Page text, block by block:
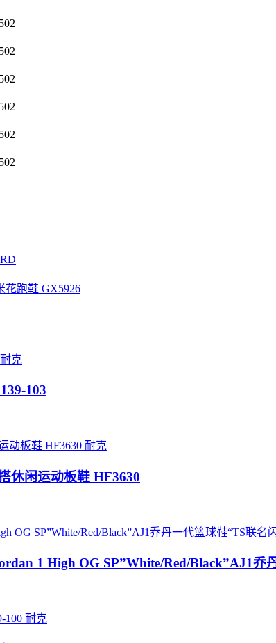
花跑鞋 GX5926
耐克
103
耐克
休闲运动板鞋 HF3630
1 High OG SP”White/Red/Black”AJ1乔
耐克